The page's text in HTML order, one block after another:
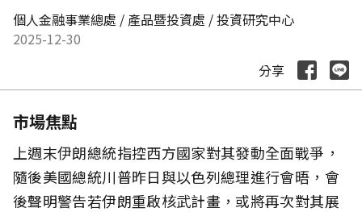
個人金融事業總處 / 產品暨投資處 / 投資研究中心
2025-12-30
分享
市場焦點
上週末伊朗總統指控西方國家對其發動全面戰爭，
隨後美國總統川普昨日與以色列總理進行會晤，會
後聲明警告若伊朗重啟核武計畫，或將再次對其展